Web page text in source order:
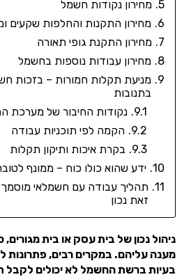
מחירון נקודות חשמל
מחירון התקנות והחלפות שקעים
מחירון התקנת גופי תאורה
מחירון עבודות נוספות בחשמל
מניעת תקלות חמורות – בזכות
בתנובות
נקודות החיבור של מערכת
הקמה לפי תוכניות עבודה
בקרת איכות ותיקון תקלות
ידע שהוא כולו כוח – ממונף
תהליך עבודה עם חשמלאי
זאת נכון
ניהול נכון של בית עסק או בית מגורים,
מענה עליהם. במקרים רבים, פתרונות
בעיות ברשת החשמל לא יכולים לקבל